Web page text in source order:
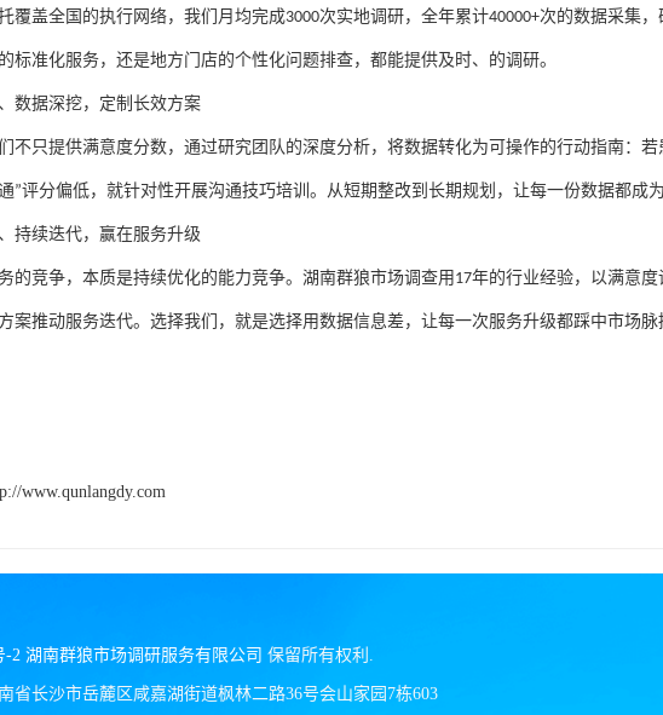
覆盖全国的执行网络，我们月均完成3000次实地调研，全年累计40000+次的数据采集
标准化服务，还是地方门店的个性化问题排查，都能提供及时、的调研。
数据深挖，定制长效方案
不只提供满意度分数，通过研究团队的深度分析，将数据转化为可操作的行动指南：若
”评分偏低，就针对性开展沟通技巧培训。从短期整改到长期规划，让每一份数据都成
持续迭代，赢在服务升级
的竞争，本质是持续优化的能力竞争。湖南群狼市场调查用 17年的行业经验，以满意
案推动服务迭代。选择我们，就是选择用数据信息差，让每一次服务升级都踩中市场脉
www.qunlangdy.com
-2 湖南群狼市场调研服务有限公司 保留所有权利.
省长沙市岳麓区咸嘉湖街道枫林二路36号会山家园7栋603